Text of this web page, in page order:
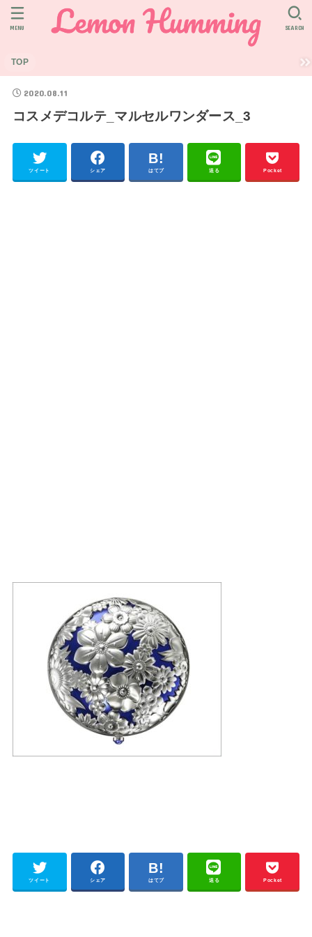
TOP
SEARCH
MENU
2020.08.11
コスメデコルテ_マルセルワンダース_3
ツイート シェア はてブ 送る Pocket
ツイート シェア はてブ 送る Pocket